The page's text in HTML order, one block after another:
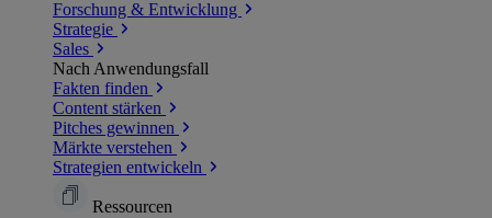
Forschung & Entwicklung
Strategie
Sales
Nach Anwendungsfall
Fakten finden
Content stärken
Pitches gewinnen
Märkte verstehen
Strategien entwickeln
Ressourcen